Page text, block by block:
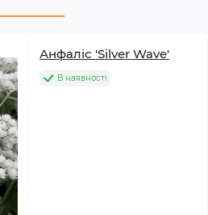
Анфаліс 'Silver Wave'
В наявності